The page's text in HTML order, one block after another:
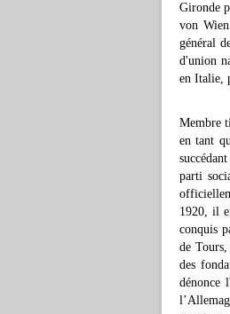
Gironde
von
général
d'union
en Italie,
Membre
en tant
parti
1920, il
conquis
de
des
dénonce